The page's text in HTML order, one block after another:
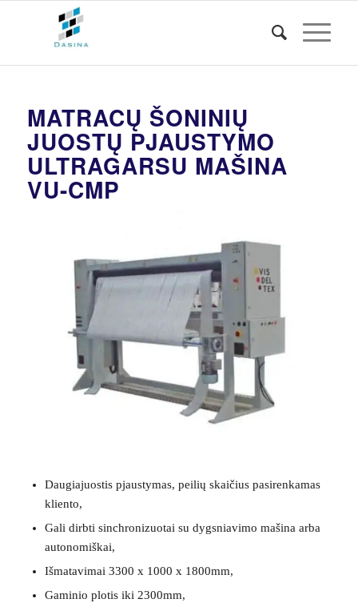
MATRACŲ ŠONINIŲ
JUOSTŲ PJAUSTYMO
ULTRAGARSU MAŠINA
VU-CMP
Daugiajuostis pjaustymas, peilių skaičius pasirenkamas
kliento,
Gali dirbti sinchronizuotai su dygsniavimo mašina arba
autonomiškai,
Išmatavimai 3300 x 1000 x 1800mm,
Gaminio plotis iki 2300mm,